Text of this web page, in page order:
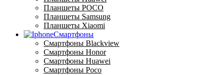
Планшеты POCO
Планшеты Samsung
Планшеты Xiaomi
Смартфоны
Смартфоны Blackview
Смартфоны Honor
Смартфоны Huawei
Смартфоны Poco